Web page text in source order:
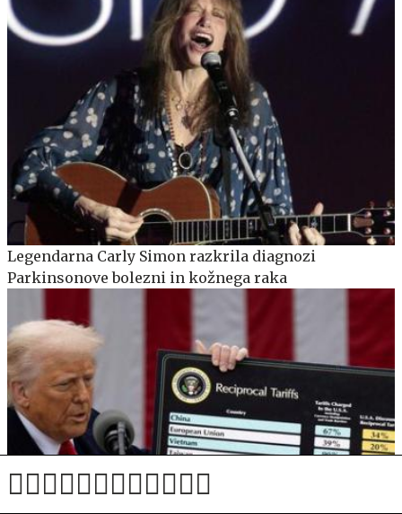
Legendarna Carly Simon razkrila diagnozi
Parkinsonove bolezni in kožnega raka